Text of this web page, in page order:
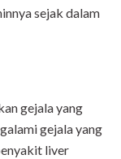
sejak dalam
gejala yang
gejala yang
liver